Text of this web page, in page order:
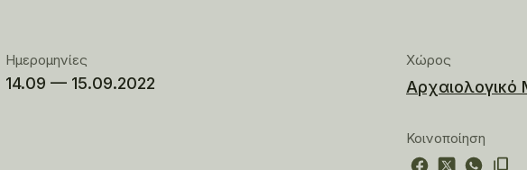
Ημερομηνίες
14.09 — 15.09.2022
Χώρος
Κοινοποίηση